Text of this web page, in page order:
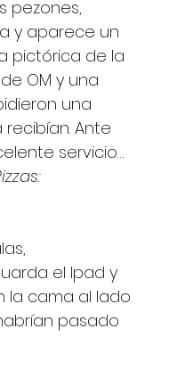
pezones,
y aparece un
pictórica de la
OM y una
una
Ante
servicio…
el Ipad y
la cama al lado
pasado